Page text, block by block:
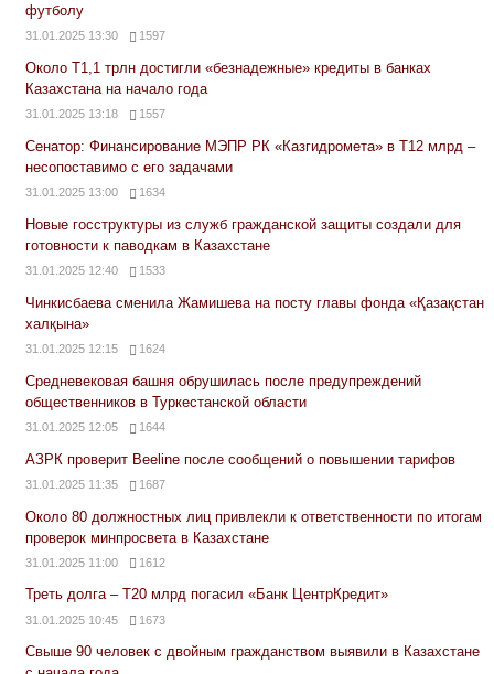
футболу
31.01.2025 13:30 1597
Около Т1,1 трлн достигли «безнадежные» кредиты в банках
Казахстана на начало года
31.01.2025 13:18 1557
Сенатор: Финансирование МЭПР РК «Казгидромета» в Т12 млрд –
несопоставимо с его задачами
31.01.2025 13:00 1634
Новые госструктуры из служб гражданской защиты создали для
готовности к паводкам в Казахстане
31.01.2025 12:40 1533
Чинкисбаева сменила Жамишева на посту главы фонда «Қазақстан
халқына»
31.01.2025 12:15 1624
Средневековая башня обрушилась после предупреждений
общественников в Туркестанской области
31.01.2025 12:05 1644
АЗРК проверит Beeline после сообщений о повышении тарифов
31.01.2025 11:35 1687
Около 80 должностных лиц привлекли к ответственности по итогам
проверок минпросвета в Казахстане
31.01.2025 11:00 1612
Треть долга – Т20 млрд погасил «Банк ЦентрКредит»
31.01.2025 10:45 1673
Свыше 90 человек с двойным гражданством выявили в Казахстане